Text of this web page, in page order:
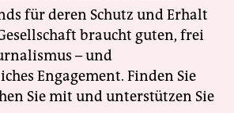
für deren Schutz und Erhalt
braucht guten, frei
– und
Engagement. Finden Sie
Sie mit und unterstützen Sie